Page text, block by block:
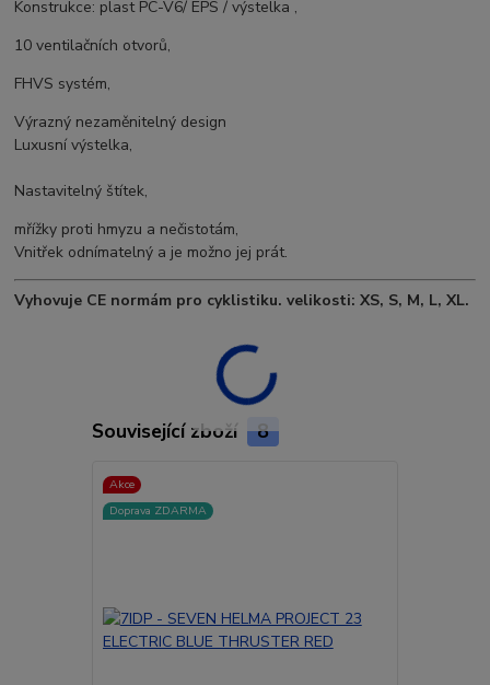
Konstrukce: plast PC-V6/ EPS / výstelka ,
10 ventilačních otvorů,
FHVS systém,
Výrazný nezaměnitelný design
Luxusní výstelka,
Nastavitelný štítek,
mřížky proti hmyzu a nečistotám,
Vnitřek odnímatelný a je možno jej prát.
Vyhovuje CE normám pro cyklistiku. velikosti: XS, S, M, L, XL.
Související zboží 8
Akce
Doprava ZDARMA